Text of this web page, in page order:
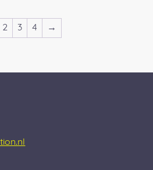
2 3 4 →